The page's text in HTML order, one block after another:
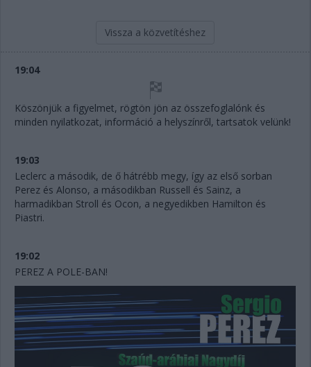
Vissza a közvetítéshez
19:04
Köszönjük a figyelmet, rögtön jön az összefoglalónk és
minden nyilatkozat, információ a helyszínről, tartsatok velünk!
19:03
Leclerc a második, de ő hátrébb megy, így az első sorban
Perez és Alonso, a másodikban Russell és Sainz, a
harmadikban Stroll és Ocon, a negyedikben Hamilton és
Piastri.
19:02
PEREZ A POLE-BAN!